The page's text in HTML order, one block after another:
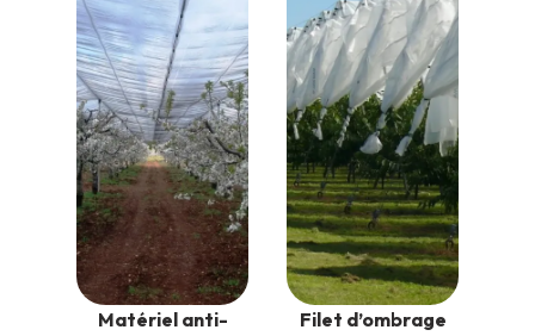
Matériel anti- Filet d’ombrage